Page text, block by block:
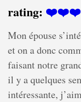
rating:
Mon épouse
et on a donc
faisant notre
il y a quelques
intéressante,